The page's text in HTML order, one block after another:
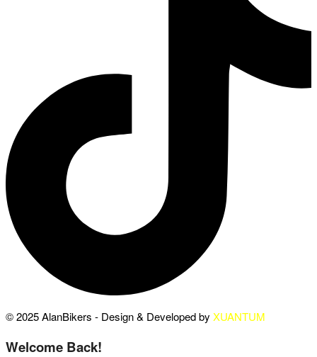
© 2025 AlanBikers - Design & Developed by XUANTUM
Welcome Back!